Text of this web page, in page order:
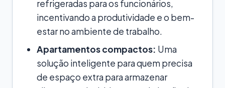
refrigeradas para os funcionários,
incentivando a produtividade e o bem-
estar no ambiente de trabalho.
Apartamentos compactos: Uma
solução inteligente para quem precisa
de espaço extra para armazenar